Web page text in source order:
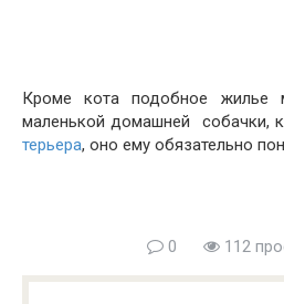
Кроме кота подобное жилье
маленькой домашней собачки,
терьера, оно ему обязательно
0 112